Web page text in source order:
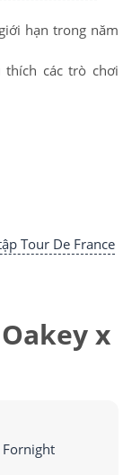
hạn trong năm
các trò chơi
Tour De France
x